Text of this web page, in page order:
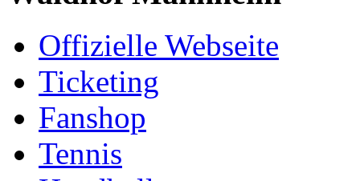
Offizielle Webseite
Ticketing
Fanshop
Tennis